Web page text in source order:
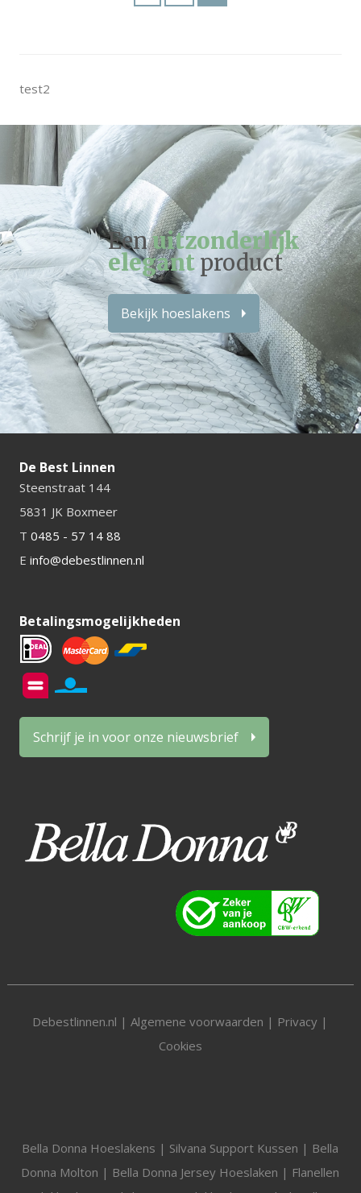
test2
Eenuitzonderlijk
elegant product
Bekijk hoeslakens
De Best Linnen
Steenstraat 144
5831 JK Boxmeer
T 0485 - 57 14 88
E info@debestlinnen.nl
Betalingsmogelijkheden
Schrijf je in voor onze nieuwsbrief
Debestlinnen.nl |Algemene voorwaarden | Privacy |
Cookies
Bella Donna Hoeslakens | Silvana Support Kussen | Bella
Donna Molton | Bella Donna Jersey Hoeslaken | Flanellen